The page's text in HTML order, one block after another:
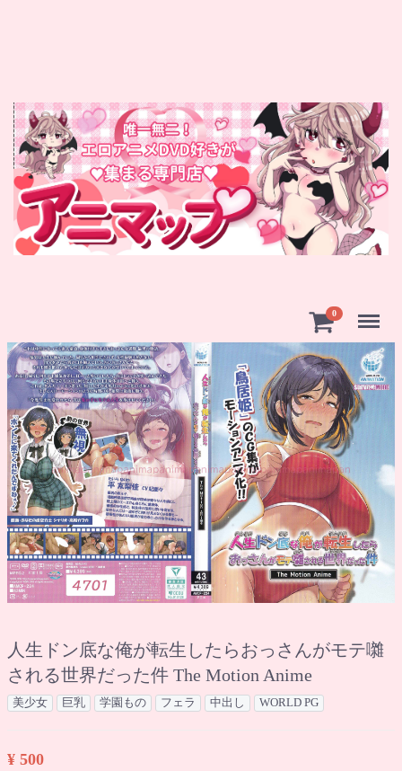
0 Menu
人生ドン底な俺が転生したらおっさんがモテ囃
される世界だった件 The Motion Anime
美少女 巨乳 学園もの フェラ 中出し WORLD PG
¥ 500